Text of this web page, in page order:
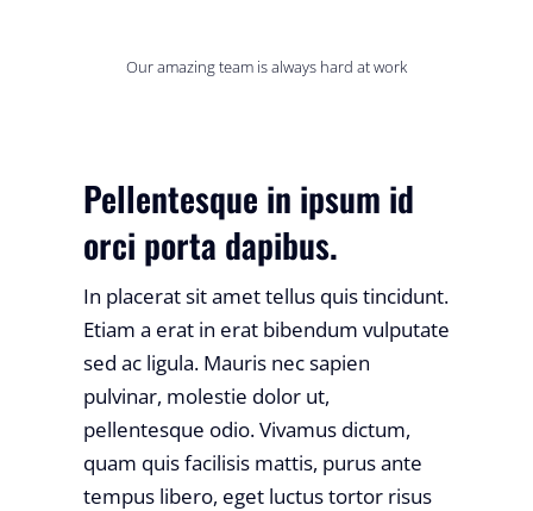
Our amazing team is always hard at work
Pellentesque in ipsum id
orci porta dapibus.
In placerat sit amet tellus quis tincidunt.
Etiam a erat in erat bibendum vulputate
sed ac ligula. Mauris nec sapien
pulvinar, molestie dolor ut,
pellentesque odio. Vivamus dictum,
quam quis facilisis mattis, purus ante
tempus libero, eget luctus tortor risus